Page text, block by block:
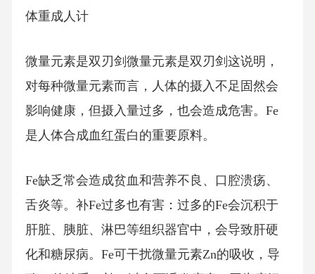
体重成人计
微量元素是双刃剑微量元素是双刃剑这说明，
对每种微量元素而言，人体的摄入不足固然会
影响健康，但摄入量过多，也会造成危害。Fe
是人体合成血红蛋白的重要原料。
Fe缺乏常会造成贫血和营养不良、口腔溃疡、
舌炎等。补Fe过多也有害：过多的Fe会沉积于
肝脏、胰脏、淋巴等组织器官中，会导致肝硬
化和糖尿病。Fe可干扰微量元素Zn的吸收，导